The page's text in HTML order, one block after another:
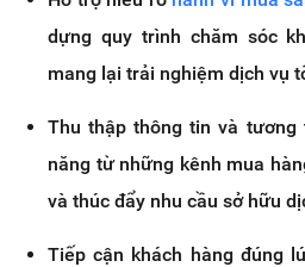
dựng quy trình chăm sóc
mang lại trải nghiệm dịch vụ
Thu thập thông tin và tương
năng từ những kênh mua
và thúc đẩy nhu cầu sở hữu
Tiếp cận khách hàng đúng